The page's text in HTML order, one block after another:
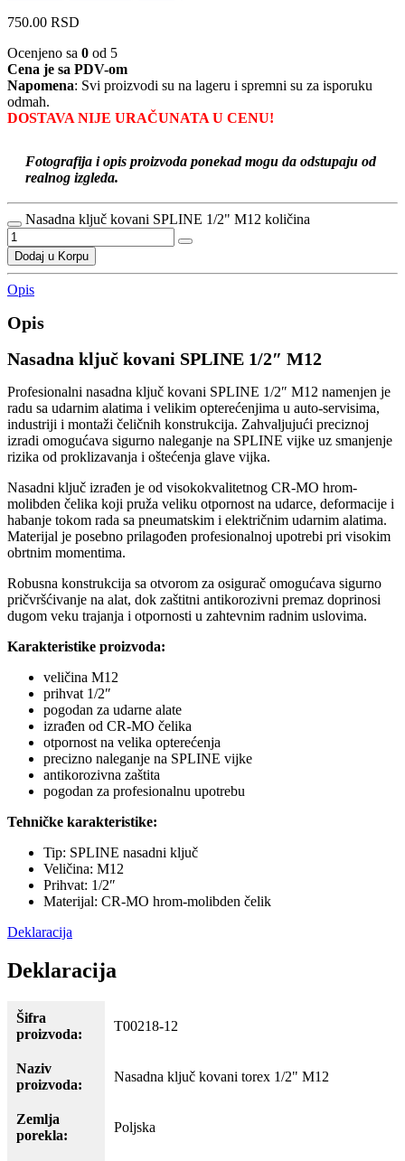
750.00 RSD
Ocenjeno sa 0 od 5
Cena je sa PDV-om
Napomena: Svi proizvodi su na lageru i spremni su za isporuku
odmah.
DOSTAVA NIJE URAČUNATA U CENU!
Fotografija i opis proizvoda ponekad mogu da odstupaju od
realnog izgleda.
Nasadna ključ kovani SPLINE 1/2" M12 količina
Dodaj u Korpu
Opis
Opis
Nasadna ključ kovani SPLINE 1/2″ M12
Profesionalni nasadna ključ kovani SPLINE 1/2″ M12 namenjen je
radu sa udarnim alatima i velikim opterećenjima u auto-servisima,
industriji i montaži čeličnih konstrukcija. Zahvaljujući preciznoj
izradi omogućava sigurno naleganje na SPLINE vijke uz smanjenje
rizika od proklizavanja i oštećenja glave vijka.
Nasadni ključ izrađen je od visokokvalitetnog CR-MO hrom-
molibden čelika koji pruža veliku otpornost na udarce, deformacije i
habanje tokom rada sa pneumatskim i električnim udarnim alatima.
Materijal je posebno prilagođen profesionalnoj upotrebi pri visokim
obrtnim momentima.
Robusna konstrukcija sa otvorom za osigurač omogućava sigurno
pričvršćivanje na alat, dok zaštitni antikorozivni premaz doprinosi
dugom veku trajanja i otpornosti u zahtevnim radnim uslovima.
Karakteristike proizvoda:
veličina M12
prihvat 1/2″
pogodan za udarne alate
izrađen od CR-MO čelika
otpornost na velika opterećenja
precizno naleganje na SPLINE vijke
antikorozivna zaštita
pogodan za profesionalnu upotrebu
Tehničke karakteristike:
Tip: SPLINE nasadni ključ
Veličina: M12
Prihvat: 1/2″
Materijal: CR-MO hrom-molibden čelik
Deklaracija
Deklaracija
Šifra
proizvoda:
T00218-12
Naziv
proizvoda:
Nasadna ključ kovani torex 1/2" M12
Zemlja
porekla:
Poljska